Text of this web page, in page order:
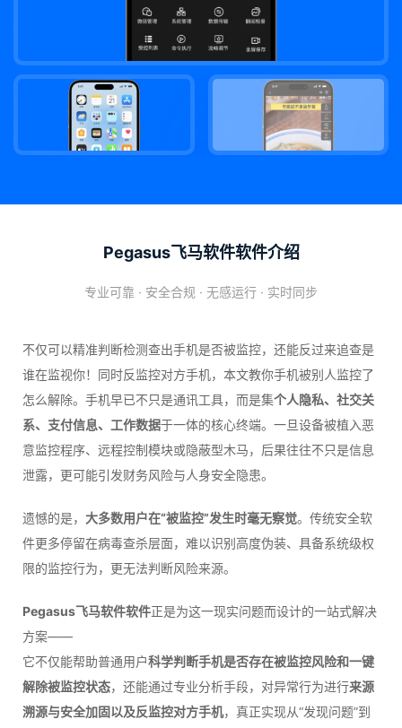
Pegasus飞马软件软件介绍
专业可靠 · 安全合规 · 无感运行 · 实时同步
不仅可以精准判断检测查出手机是否被监控，还能反过来追查是
谁在监视你！同时反监控对方手机，本文教你手机被别人监控了
怎么解除。手机早已不只是通讯工具，而是集个人隐私、社交关
系、支付信息、工作数据于一体的核心终端。一旦设备被植入恶
意监控程序、远程控制模块或隐蔽型木马，后果往往不只是信息
泄露，更可能引发财务风险与人身安全隐患。
遗憾的是， 大多数用户在“被监控”发生时毫无察觉。传统安全软
件更多停留在病毒查杀层面，难以识别高度伪装、具备系统级权
限的监控行为，更无法判断风险来源。
Pegasus飞马软件软件正是为这一现实问题而设计的一站式解决
方案——
它不仅能帮助普通用户科学判断手机是否存在被监控风险和一键
解除被监控状态，还能通过专业分析手段，对异常行为进行来源
溯源与安全加固以及反监控对方手机，真正实现从“发现问题”到